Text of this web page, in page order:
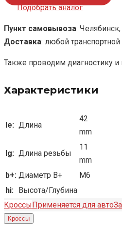
Подобрать аналог
Пункт самовывоза:
Доставка: любой
Также проводим диагностику и
Характеристики
le: Длина
42
mm
lg: Длина резьбы
11
mm
b+: Диаметр B+
M6
hi: Высота/Глубина
КроссыПрименяется для авто
Кроссы